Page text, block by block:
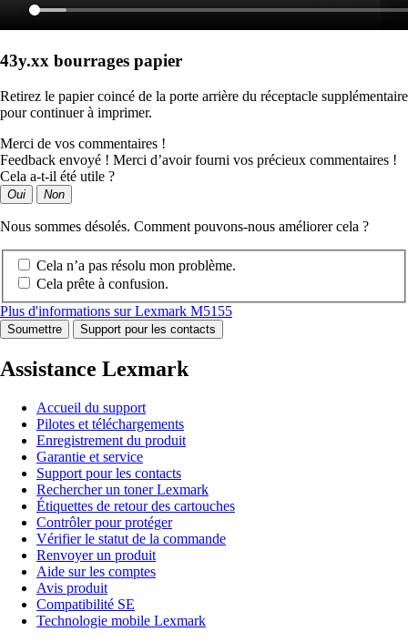
43y.xx bourrages papier
Retirez le papier coincé de la porte arrière du réceptacle supplémentaire
pour continuer à imprimer.
Merci de vos commentaires !
Feedback envoyé ! Merci d’avoir fourni vos précieux commentaires !
Cela a-t-il été utile ?
Oui Non
Nous sommes désolés. Comment pouvons-nous améliorer cela ?
Cela n’a pas résolu mon problème.
Cela prête à confusion.
Plus d'informations sur Lexmark M5155
Soumettre Support pour les contacts
Assistance Lexmark
Accueil du support
Pilotes et téléchargements
Enregistrement du produit
Garantie et service
Support pour les contacts
Rechercher un toner Lexmark
Étiquettes de retour des cartouches
Contrôler pour protéger
Vérifier le statut de la commande
Renvoyer un produit
Aide sur les comptes
Avis produit
Compatibilité SE
Technologie mobile Lexmark